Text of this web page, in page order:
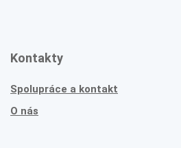
Kontakty
Spolupráce a kontakt
O nás